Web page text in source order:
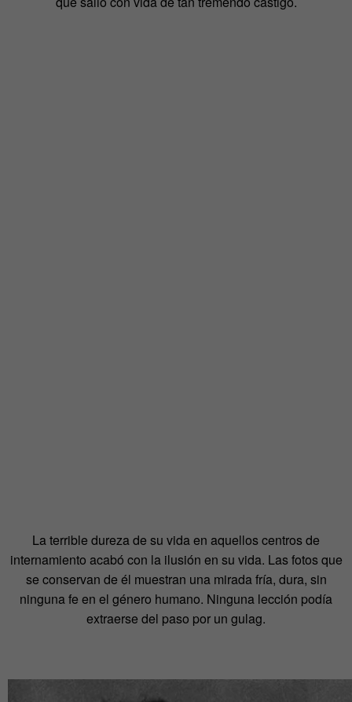
La terrible dureza de su vida en aquellos centros de
internamiento acabó con la ilusión en su vida. Las fotos que
se conservan de él muestran una mirada fría, dura, sin
ninguna fe en el género humano. Ninguna lección podía
extraerse del paso por un gulag.